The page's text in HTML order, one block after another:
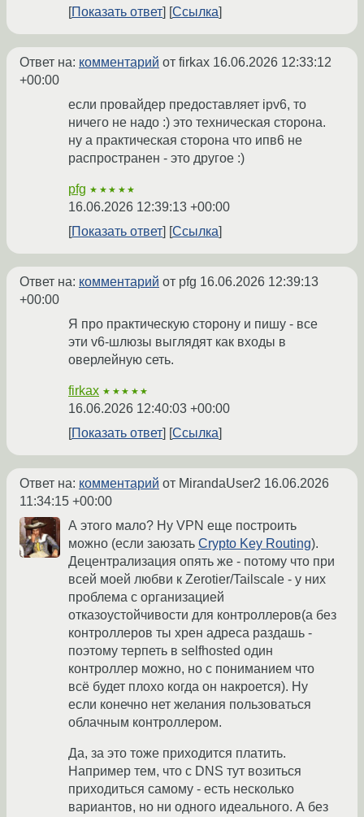
Показать ответ
Ссылка
Ответ на: комментарий от firkax 16.06.2026 12:33:12
+00:00
если провайдер предоставляет ipv6, то
ничего не надо :) это техническая сторона.
ну а практическая сторона что ипв6 не
распространен - это другое :)
pfg ★★★★★
16.06.2026 12:39:13 +00:00
Показать ответ
Ссылка
Ответ на: комментарий от pfg 16.06.2026 12:39:13
+00:00
Я про практическую сторону и пишу - все
эти v6-шлюзы выглядят как входы в
оверлейную сеть.
firkax ★★★★★
16.06.2026 12:40:03 +00:00
Показать ответ
Ссылка
Ответ на: комментарий от MirandaUser2 16.06.2026
11:34:15 +00:00
А этого мало? Ну VPN еще построить
можно (если заюзать Crypto Key Routing).
Децентрализация опять же - потому что при
всей моей любви к Zerotier/Tailscale - у них
проблема с организацией
отказоустойчивости для контроллеров(а без
контроллеров ты хрен адреса раздашь -
поэтому терпеть в selfhosted один
контроллер можно, но с пониманием что
всё будет плохо когда он накроется). Ну
если конечно нет желания пользоваться
облачным контроллером.
Да, за это тоже приходится платить.
Например тем, что с DNS тут возиться
приходиться самому - есть несколько
вариантов, но ни одного идеального. А без